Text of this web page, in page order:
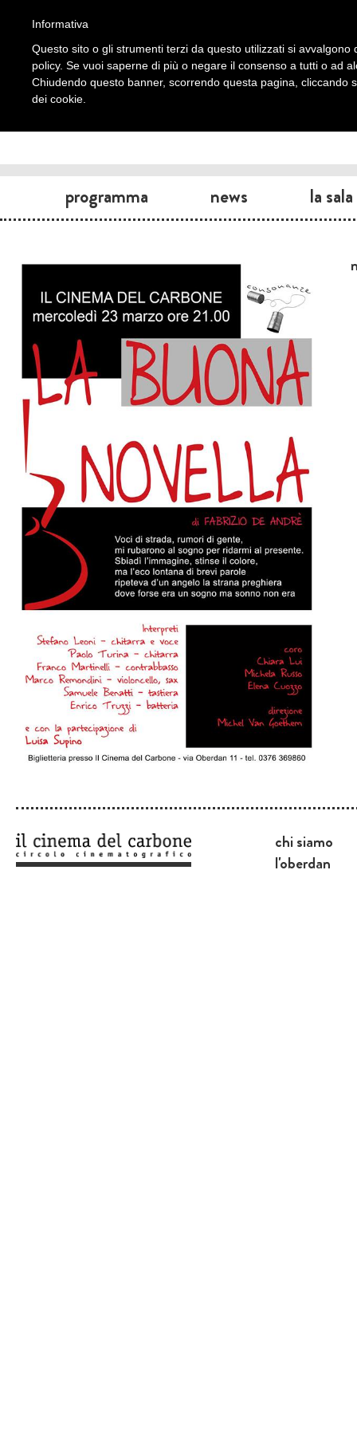
programma news la sala
chi siamo
l'oberdan
Informativa
Questo sito o gli strumenti terzi da questo utilizzati si
policy. Se vuoi saperne di più o negare il consenso a tutti o ad
Chiudendo questo banner, scorrendo questa pagina, cliccando
dei cookie.